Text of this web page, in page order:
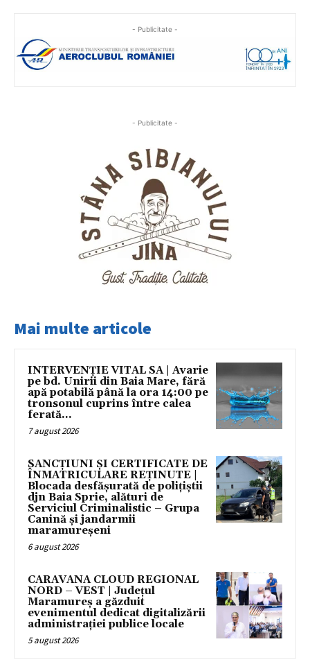
- Publicitate -
- Publicitate -
Mai multe articole
INTERVENȚIE VITAL SA | Avarie
pe bd. Unirii din Baia Mare, fără
apă potabilă până la ora 14:00 pe
tronsonul cuprins între calea
ferată...
7 august 2026
SANCȚIUNI ȘI CERTIFICATE DE
ÎNMATRICULARE REȚINUTE |
Blocada desfășurată de polițiștii
djn Baia Sprie, alături de
Serviciul Criminalistic – Grupa
Canină și jandarmii
maramureșeni
6 august 2026
CARAVANA CLOUD REGIONAL
NORD – VEST | Județul
Maramureș a găzduit
evenimentul dedicat digitalizării
administrației publice locale
5 august 2026